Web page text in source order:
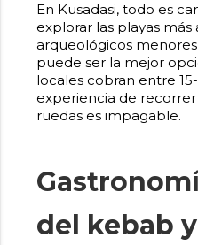
En Kusadasi, todo es
explorar las playas más
arqueológicos
puede ser la mejor
locales cobran entre
experiencia de
ruedas es impagable.
del kebab